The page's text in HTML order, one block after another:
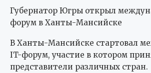
Губернатор Югры открыл
форум в Ханты-Мансийске
В Ханты-Мансийске стартовал
IT-форум, участие в котором
представители различных стран.